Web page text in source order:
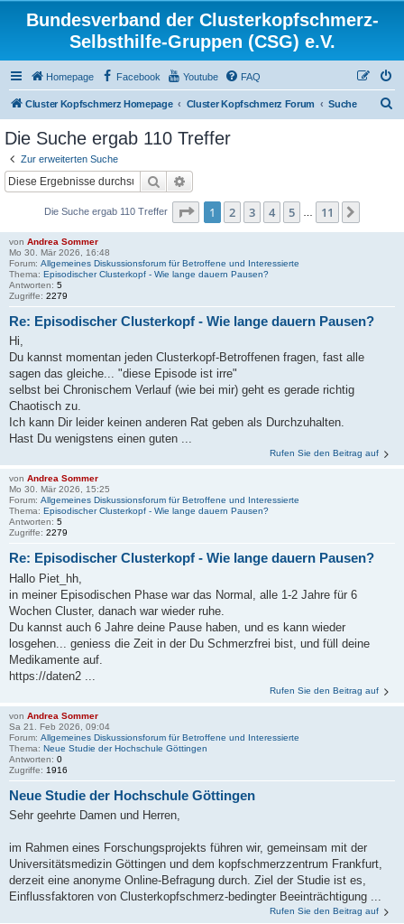
Bundesverband der Clusterkopfschmerz-
Selbsthilfe-Gruppen (CSG) e.V.
Homepage Facebook Youtube FAQ
Cluster Kopfschmerz Homepage Cluster Kopfschmerz Forum Suche
Die Suche ergab 110 Treffer
Zur erweiterten Suche
Suche
Die Suche ergab 110 Treffer Seite 1von 11
1 2 3 4 5 11
von Andrea Sommer
Mo 30. Mär 2026, 16:48
Forum: Allgemeines Diskussionsforum für Betroffene und Interessierte
Thema: Episodischer Clusterkopf - Wie lange dauern Pausen?
Antworten: 5
Zugriffe: 2279
Re: Episodischer Clusterkopf - Wie lange dauern Pausen?
Hi,
Du kannst momentan jeden Clusterkopf-Betroffenen fragen, fast alle
sagen das gleiche... "diese Episode ist irre"
selbst bei Chronischem Verlauf (wie bei mir) geht es gerade richtig
Chaotisch zu.
Ich kann Dir leider keinen anderen Rat geben als Durchzuhalten.
Hast Du wenigstens einen guten ...
Rufen Sie den Beitrag auf
von Andrea Sommer
Mo 30. Mär 2026, 15:25
Forum: Allgemeines Diskussionsforum für Betroffene und Interessierte
Thema: Episodischer Clusterkopf - Wie lange dauern Pausen?
Antworten: 5
Zugriffe: 2279
Re: Episodischer Clusterkopf - Wie lange dauern Pausen?
Hallo Piet_hh,
in meiner Episodischen Phase war das Normal, alle 1-2 Jahre für 6
Wochen Cluster, danach war wieder ruhe.
Du kannst auch 6 Jahre deine Pause haben, und es kann wieder
losgehen... geniess die Zeit in der Du Schmerzfrei bist, und füll deine
Medikamente auf.
https://daten2 ...
Rufen Sie den Beitrag auf
von Andrea Sommer
Sa 21. Feb 2026, 09:04
Forum: Allgemeines Diskussionsforum für Betroffene und Interessierte
Thema: Neue Studie der Hochschule Göttingen
Antworten: 0
Zugriffe: 1916
Neue Studie der Hochschule Göttingen
Sehr geehrte Damen und Herren,
im Rahmen eines Forschungsprojekts führen wir, gemeinsam mit der
Universitätsmedizin Göttingen und dem kopfschmerzzentrum Frankfurt,
derzeit eine anonyme Online-Befragung durch. Ziel der Studie ist es,
Einflussfaktoren von Clusterkopfschmerz-bedingter Beeinträchtigung ...
Rufen Sie den Beitrag auf